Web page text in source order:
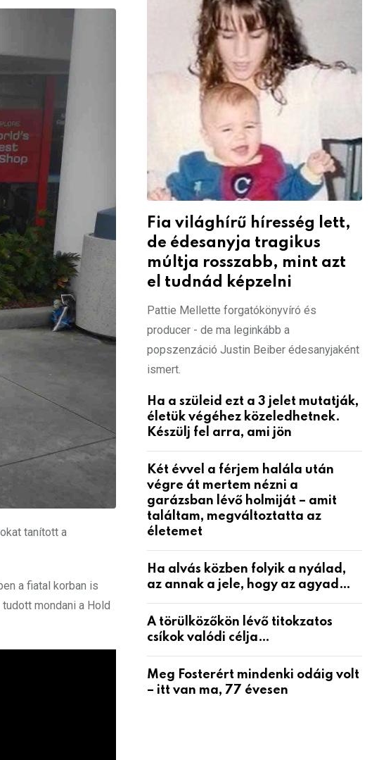
tanított a
a fiatal korban is
mondani a Hold
Fia világhírű híresség lett,
de édesanyja tragikus
múltja rosszabb, mint azt
el tudnád képzelni
Pattie Mellette forgatókönyvíró és
producer - de ma leginkább a
popszenzáció Justin Beiber édesanyjaként
ismert.
Ha a szüleid ezt a 3 jelet mutatják,
életük végéhez közeledhetnek.
Készülj fel arra, ami jön
Két évvel a férjem halála után
végre át mertem nézni a
garázsban lévő holmiját – amit
találtam, megváltoztatta az
életemet
Ha alvás közben folyik a nyálad,
az annak a jele, hogy az agyad…
A törülközőkön lévő titokzatos
csíkok valódi célja…
Meg Fosterért mindenki odáig volt
– itt van ma, 77 évesen